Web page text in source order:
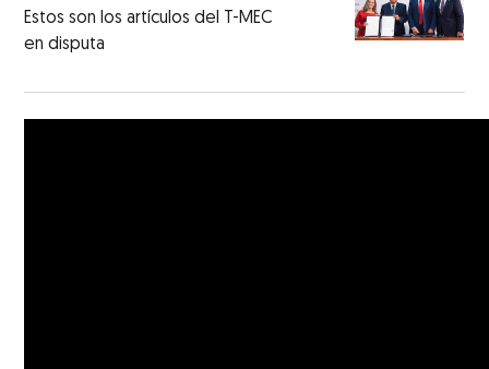
Estos son los artículos del T-MEC
en disputa